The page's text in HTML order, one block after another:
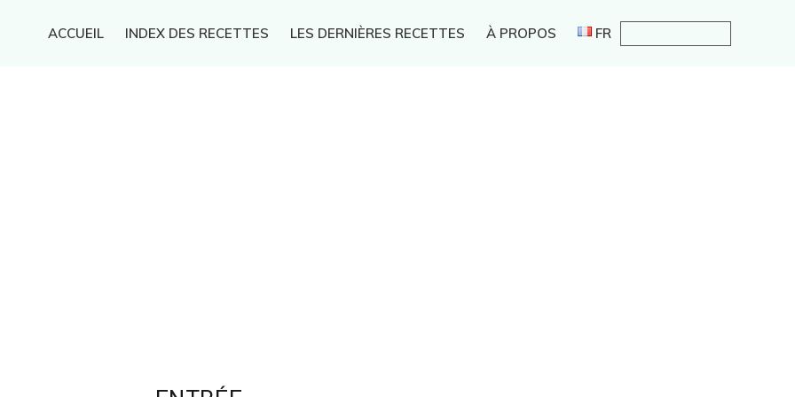
ACCUEIL INDEX DES RECETTES LES DERNIÈRES RECETTES À PROPOS FR